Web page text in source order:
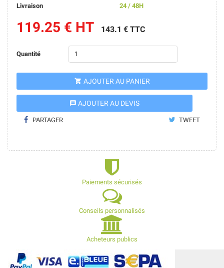
Livraison
24 / 48H
119.25 € HT 143.1 € TTC
Quantité
 AJOUTER AU PANIER
message AJOUTER AU DEVIS
PARTAGER TWEET
Paiements sécurisés
Conseils personnalisés
Acheteurs publics